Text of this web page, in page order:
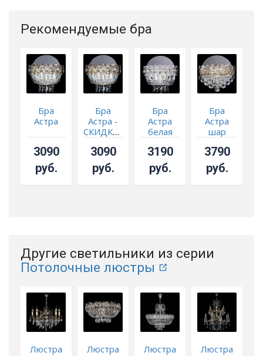
Рекомендуемые бра
Бра
Астра
3090
руб.
Бра
Астра -
СКИДКА!!!
3090
руб.
Бра
Астра
белая
3190
руб.
Бра
Астра
шар
3790
руб.
Другие светильники из серии
Потолочные люстры
Люстра
Люстра
Люстра
Люстра